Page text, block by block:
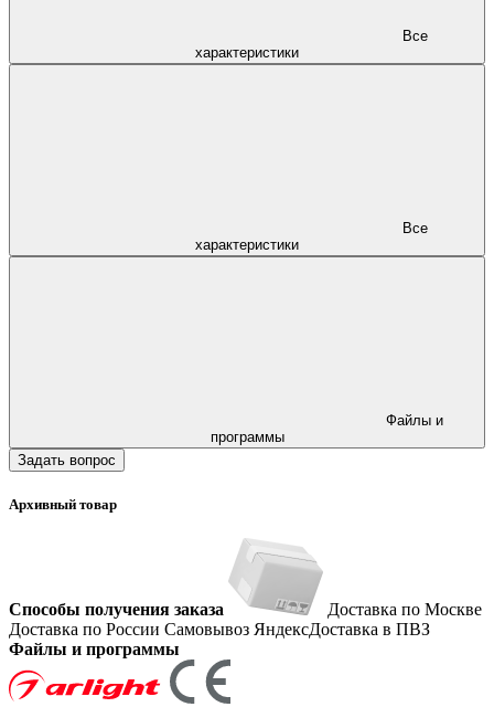
характеристики
характеристики
программы
Задать вопрос
Архивный товар
Способы получения заказа
Доставка по Москве
Доставка по России Самовывоз ЯндексДоставка в ПВЗ
Файлы и программы